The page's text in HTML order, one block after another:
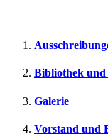
Bibliothek
Galerie
Vorstand und